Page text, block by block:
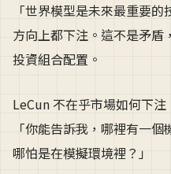
「世界模型是未來最重要
方向上都下注。這不是矛
投資組合配置。
LeCun 不在乎市場如何下
「你能告訴我，哪裡有一
哪怕是在模擬環境裡？」